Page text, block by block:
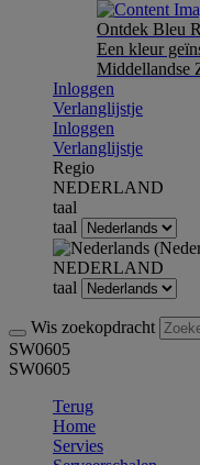
Ontdek Bleu
Een kleur
Middellandse
Inloggen
Verlanglijstje
Inloggen
Verlanglijstje
Regio
NEDERLAND
taal
taal
NEDERLAND
taal
Wis zoekopdracht
SW0605
SW0605
Terug
Home
Servies